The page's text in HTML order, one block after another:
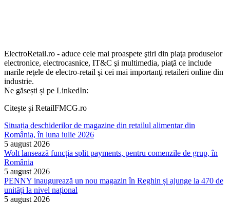
ElectroRetail.ro - aduce cele mai proaspete ştiri din piaţa produselor
electronice, electrocasnice, IT&C şi multimedia, piaţă ce include
marile reţele de electro-retail şi cei mai importanţi retaileri online din
industrie.
Ne găsești și pe LinkedIn:
Citește și RetailFMCG.ro
Situația deschiderilor de magazine din retailul alimentar din
România, în luna iulie 2026
5 august 2026
Wolt lansează funcția split payments, pentru comenzile de grup, în
România
5 august 2026
PENNY inaugurează un nou magazin în Reghin și ajunge la 470 de
unități la nivel național
5 august 2026